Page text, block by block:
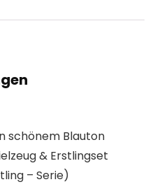
schönem Blauton
& Erstlingset
– Serie)